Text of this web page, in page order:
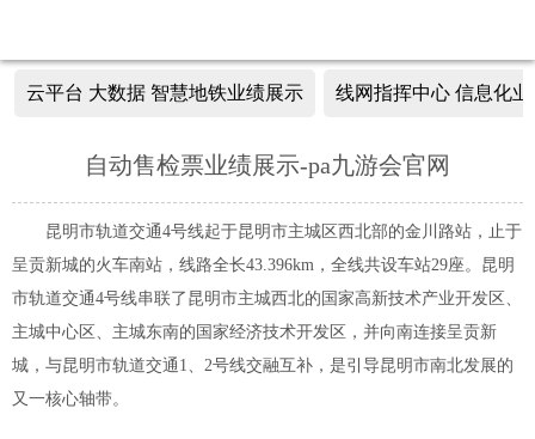
云平台 大数据 智慧地铁业绩展示 线网指挥中心 信息化
自动售检票业绩展示-pa九游会官网
昆明市轨道交通4号线起于昆明市主城区西北部的金川路站，止于
呈贡新城的火车南站，线路全长43.396km，全线共设车站29座。昆明
市轨道交通4号线串联了昆明市主城西北的国家高新技术产业开发区、
主城中心区、主城东南的国家经济技术开发区，并向南连接呈贡新
城，与昆明市轨道交通1、2号线交融互补，是引导昆明市南北发展的
又一核心轴带。